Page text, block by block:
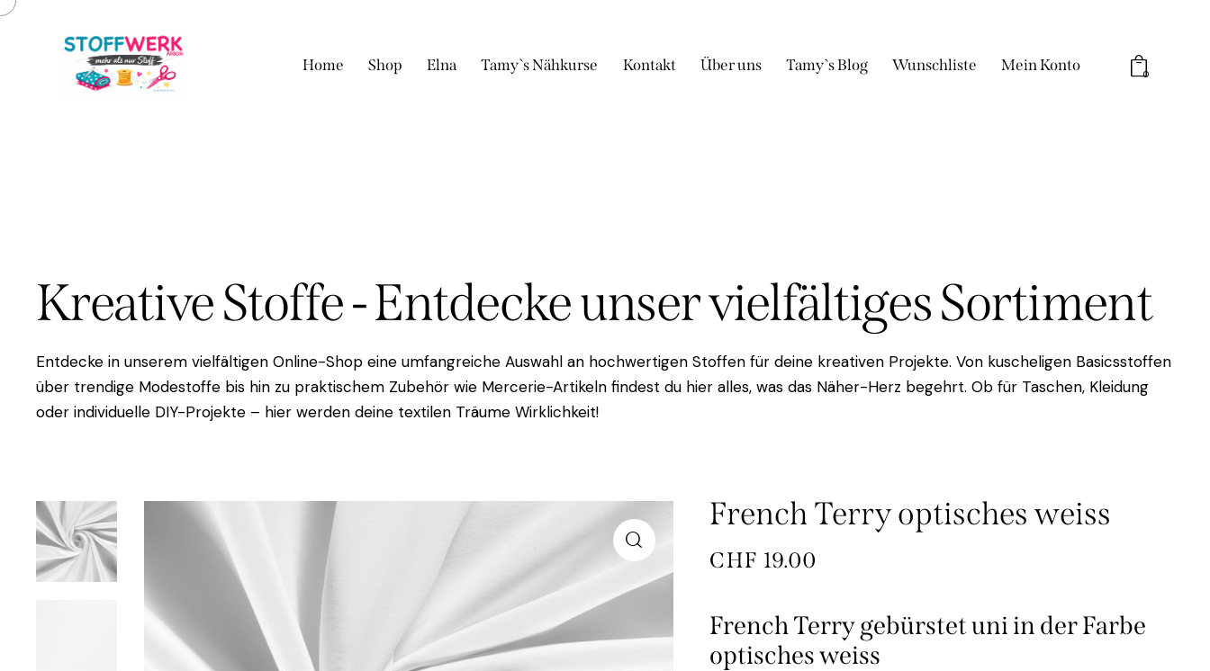
Home Shop Elna Tamy`s Nähkurse Kontakt Über uns Tamy`s Blog Wunschliste Mein Konto 0
Kreative Stoffe - Entdecke unser vielfältiges Sortiment
Entdecke in unserem vielfältigen Online-Shop eine umfangreiche Auswahl an hochwertigen Stoffen für deine kreativen Projekte. Von kuscheligen Basicsstoffen
über trendige Modestoffe bis hin zu praktischem Zubehör wie Mercerie-Artikeln findest du hier alles, was das Näher-Herz begehrt. Ob für Taschen, Kleidung
oder individuelle DIY-Projekte – hier werden deine textilen Träume Wirklichkeit!
French Terry optisches weiss
CHF 19.00
French Terry gebürstet uni in der Farbe
optisches weiss